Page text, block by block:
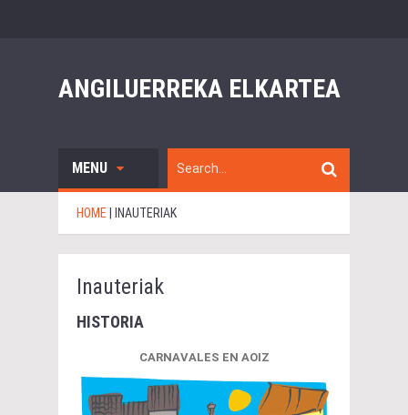
ANGILUERREKA ELKARTEA
MENU
HOME INAUTERIAK
Inauteriak
HISTORIA
CARNAVALES EN AOIZ